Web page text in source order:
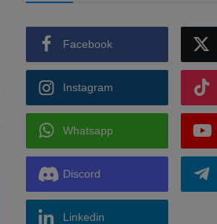
Facebook
Instagram
Whatsapp
Discord
Linkedin